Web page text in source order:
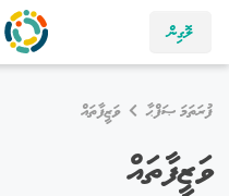
ލޮގިން
ފުރަތަމަ ޞަފްޙާ ވަޒީފާތައް
ވަޒީފާތައް